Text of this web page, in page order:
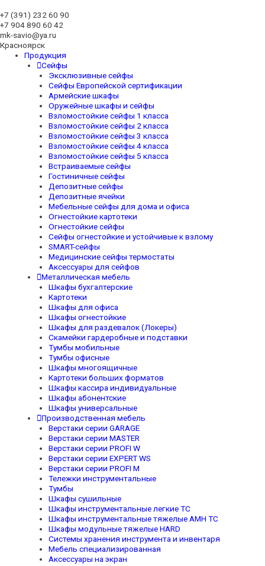
+7 (391) 232 60 90
+7 904 890 60 42
mk-savio@ya.ru
Красноярск
Продукция
Сейфы
Эксклюзивные сейфы
Сейфы Европейской сертификации
Армейские шкафы
Оружейные шкафы и сейфы
Взломостойкие сейфы 1 класса
Взломостойкие сейфы 2 класса
Взломостойкие сейфы 3 класса
Взломостойкие сейфы 4 класса
Взломостойкие сейфы 5 класса
Встраиваемые сейфы
Гостиничные сейфы
Депозитные сейфы
Депозитные ячейки
Мебельные сейфы для дома и офиса
Огнестойкие картотеки
Огнестойкие сейфы
Сейфы огнестойкие и устойчивые к взлому
SMART-сейфы
Медицинские сейфы термостаты
Аксессуары для сейфов
Металлическая мебель
Шкафы бухгалтерские
Картотеки
Шкафы для офиса
Шкафы огнестойкие
Шкафы для раздевалок (Локеры)
Скамейки гардеробные и подставки
Тумбы мобильные
Тумбы офисные
Шкафы многоящичные
Картотеки больших форматов
Шкафы кассира индивидуальные
Шкафы абонентские
Шкафы универсальные
Производственная мебель
Верстаки серии GARAGE
Верстаки серии MASTER
Верстаки серии PROFI W
Верстаки серии EXPERT WS
Верстаки серии PROFI M
Тележки инструментальные
Тумбы
Шкафы сушильные
Шкафы инструментальные легкие TC
Шкафы инструментальные тяжелые AMH TC
Шкафы модульные тяжелые HARD
Системы хранения инструмента и инвентаря
Мебель специализированная
Аксессуары на экран